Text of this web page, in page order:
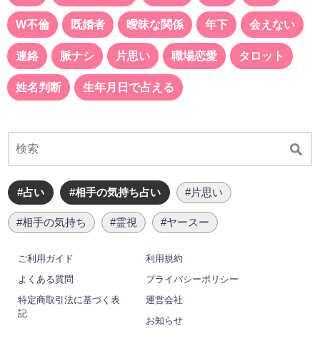
W不倫 既婚者 曖昧な関係 年下 会えない
連絡 脈ナシ 片思い 職場恋愛 タロット
姓名判断 生年月日で占える
#占い #相手の気持ち占い #片思い
#相手の気持ち #霊視 #ヤースー
ご利用ガイド
利用規約
よくある質問
プライバシーポリシー
特定商取引法に基づく表
記
運営会社
お知らせ